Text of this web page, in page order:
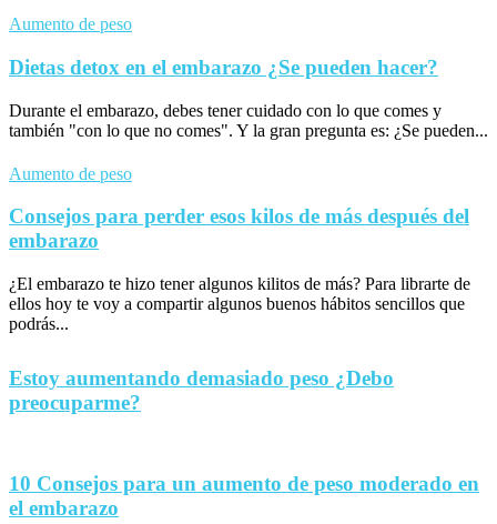
Aumento de peso
Dietas detox en el embarazo ¿Se pueden hacer?
Durante el embarazo, debes tener cuidado con lo que comes y
también "con lo que no comes". Y la gran pregunta es: ¿Se pueden...
Aumento de peso
Consejos para perder esos kilos de más después del
embarazo
¿El embarazo te hizo tener algunos kilitos de más? Para librarte de
ellos hoy te voy a compartir algunos buenos hábitos sencillos que
podrás...
Estoy aumentando demasiado peso ¿Debo
preocuparme?
10 Consejos para un aumento de peso moderado en
el embarazo